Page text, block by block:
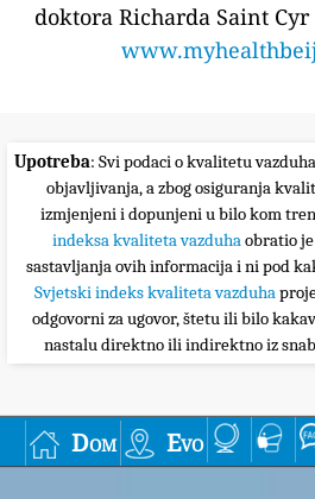
doktora Richarda Saint
Upotreba: Svi podaci o kvalitetu
objavljivanja, a zbog osiguranja
izmjenjeni i dopunjeni u bilo kom
indeksa kvaliteta vazduhaobratio
sastavljanja ovih informacija i ni pod
Svjetski indeks kvaliteta vazduha
odgovorni za ugovor, štetu ili bilo
nastalu direktno ili indirektno iz
Dom Evo